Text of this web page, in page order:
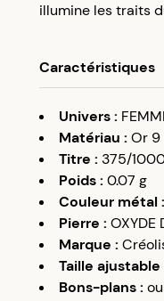
Utilisez votre
illumine les traits
Caractéristiques
Univers:
Matériau : Or
Titre : 375/
Poids: 0.07 g
Couleur métal:
Pierre : OXYDE
Marque :
Taille ajustable
Bons-plans: